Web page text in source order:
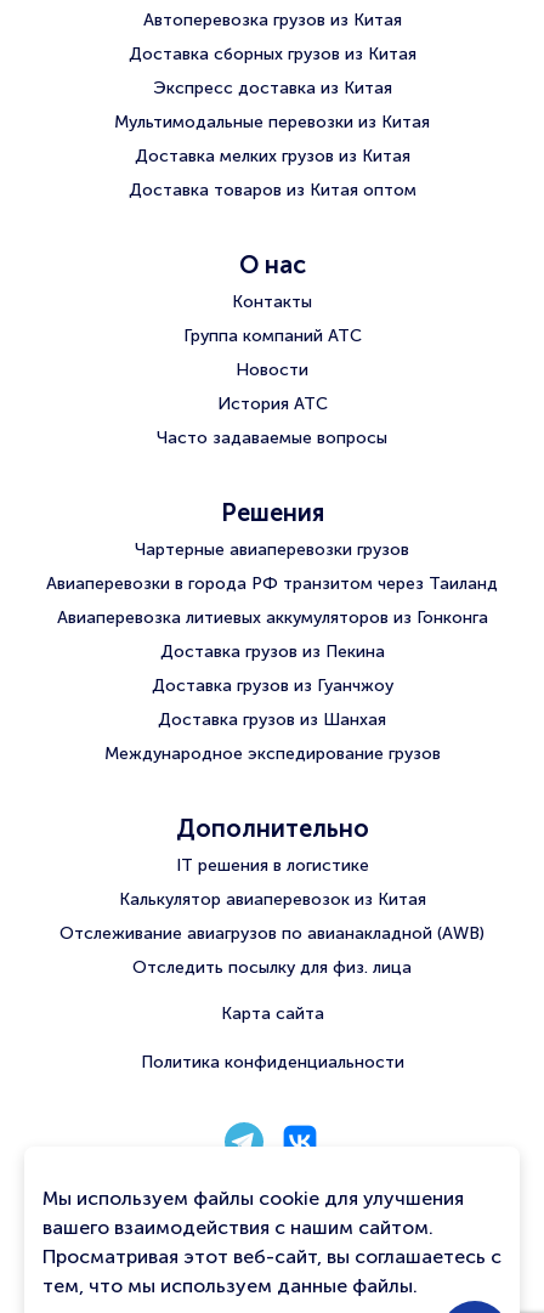
Автоперевозка грузов из Китая
Доставка сборных грузов из Китая
Экспресс доставка из Китая
Мультимодальные перевозки из Китая
Доставка мелких грузов из Китая
Доставка товаров из Китая оптом
О нас
Контакты
Группа компаний АТС
Новости
История АТС
Часто задаваемые вопросы
Решения
Чартерные авиаперевозки грузов
Авиаперевозки в города РФ транзитом через Таиланд
Авиаперевозка литиевых аккумуляторов из Гонконга
Доставка грузов из Пекина
Доставка грузов из Гуанчжоу
Доставка грузов из Шанхая
Международное экспедирование грузов
Дополнительно
IT решения в логистике
Калькулятор авиаперевозок из Китая
Отслеживание авиагрузов по авианакладной (AWB)
Отследить посылку для физ. лица
Карта сайта
Политика конфиденциальности
8 800 222 56 06
info@qtavia.com
Связаться с нами
Мы используем файлы cookie для улучшения
вашего взаимодействия с нашим сайтом.
Просматривая этот веб-сайт, вы соглашаетесь с
тем, что мы используем данные файлы.